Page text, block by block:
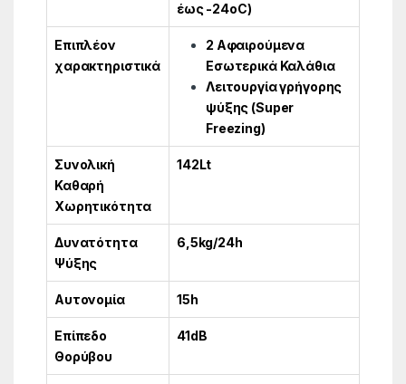
έως -24οC)
Επιπλέον
χαρακτηριστικά
2 Αφαιρούμενα
Εσωτερικά Καλάθια
Λειτουργία γρήγορης
ψύξης (Super
Freezing)
Συνολική
Καθαρή
Χωρητικότητα
142Lt
Δυνατότητα
Ψύξης
6,5kg/24h
Αυτονομία 15h
Επίπεδο
Θορύβου
41dB